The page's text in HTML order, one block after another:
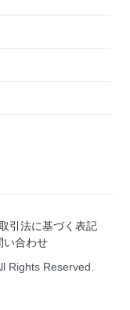
引法に基づく表記
い合わせ
Rights Reserved.